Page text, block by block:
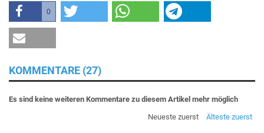
0
KOMMENTARE (27)
Es sind keine weiteren Kommentare zu diesem Artikel mehr möglich
Neueste zuerst
Älteste zuerst